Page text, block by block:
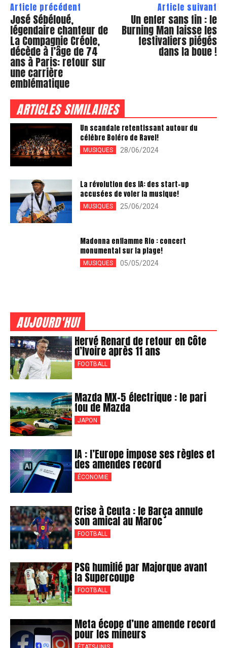
Article précédent
José Sébéloué,
légendaire chanteur de
La Compagnie Créole,
décède à l’âge de 74
ans à Paris: retour sur
une carrière
emblématique
Article suivant
Un enfer sans fin : le
Burning Man laisse les
festivaliers piégés
dans la boue !
ARTICLES SIMILAIRES
Un scandale retentissant autour du
célèbre Boléro de Ravel!
MUSIQUES 28/06/2024
La révolution des IA: des start-up
accusées de voler la musique!
MUSIQUES 25/06/2024
Madonna enflamme Rio : concert
monumental sur la plage!
MUSIQUES 05/05/2024
AUJOURD'HUI
Hervé Renard de retour en Côte
d’Ivoire après 11 ans
FOOTBALL
Mazda MX-5 électrique : le pari
fou de Mazda
JAPON
IA : l’Europe impose ses règles et
des amendes record
ÉCONOMIE
Crise à Ceuta : le Barça annule
son amical au Maroc
FOOTBALL
PSG humilié par Majorque avant
la Supercoupe
FOOTBALL
Meta écope d’une amende record
pour les mineurs